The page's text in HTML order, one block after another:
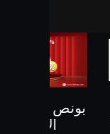
الايداع